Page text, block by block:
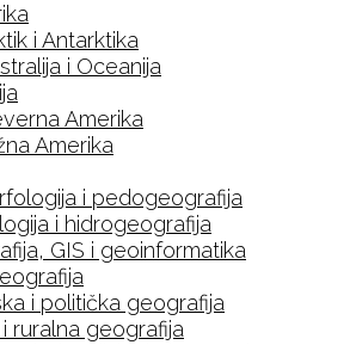
i Antarktika
i Oceanija
Amerika
Amerika
i pedogeografija
i hidrogeografija
GIS i geoinformatika
i politička geografija
ruralna geografija